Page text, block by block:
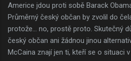
Americe jdou proti sobě Barack
Průměrný český občan by zvolil do
protože... no, prostě proto. Skutečný
český občan ani žádnou jinou
McCaina znají jen ti, kteří se o situaci v